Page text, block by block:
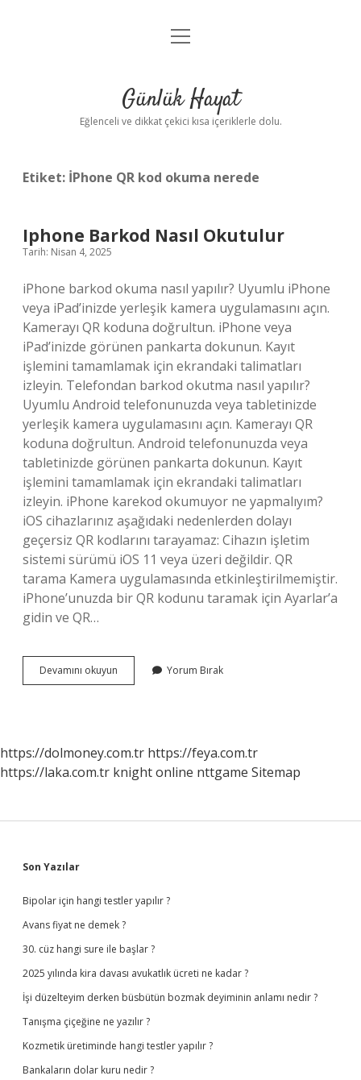
Anasayfa
Yasal Uyarı
menüyü
Günlük Hayat
Eğlenceli ve dikkat çekici kısa içeriklerle dolu.
Etiket: İPhone QR kod okuma nerede
Iphone Barkod Nasıl Okutulur
Tarih: Nisan 4, 2025
iPhone barkod okuma nasıl yapılır? Uyumlu iPhone
veya iPad’inizde yerleşik kamera uygulamasını açın.
Kamerayı QR koduna doğrultun. iPhone veya
iPad’inizde görünen pankarta dokunun. Kayıt
işlemini tamamlamak için ekrandaki talimatları
izleyin. Telefondan barkod okutma nasıl yapılır?
Uyumlu Android telefonunuzda veya tabletinizde
yerleşik kamera uygulamasını açın. Kamerayı QR
koduna doğrultun. Android telefonunuzda veya
tabletinizde görünen pankarta dokunun. Kayıt
işlemini tamamlamak için ekrandaki talimatları
izleyin. iPhone karekod okumuyor ne yapmalıyım?
iOS cihazlarınız aşağıdaki nedenlerden dolayı
geçersiz QR kodlarını tarayamaz: Cihazın işletim
sistemi sürümü iOS 11 veya üzeri değildir. QR
tarama Kamera uygulamasında etkinleştirilmemiştir.
iPhone’unuzda bir QR kodunu taramak için Ayarlar’a
gidin ve QR…
Devamını okuyun
Barkod
Yorum Bırak
https://dolmoney.com.tr https://feya.com.tr
https://laka.com.tr knight online nttgame Sitemap
Sidebar
Son Yazılar
Bipolar için hangi testler yapılır ?
Avans fiyat ne demek ?
30. cüz hangi sure ile başlar ?
2025 yılında kira davası avukatlık ücreti ne kadar ?
İşi düzelteyim derken büsbütün bozmak deyiminin anlamı nedir ?
Tanışma çiçeğine ne yazılır ?
Kozmetik üretiminde hangi testler yapılır ?
Bankaların dolar kuru nedir ?